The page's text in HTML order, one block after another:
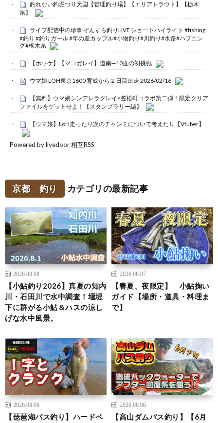
釣れない釣堀つり天国【管理釣り場】【エリアトラウト】【栃木
県】
ライブ配信中の珍事 ぞんすら釣りLIVE ショートハイライト #fishing
#釣り #釣りガール #年の差カップル#小物釣り#川釣り#水路#ハプニン
グ#栃木県
【ホッケ】【マコガレイ】道南➖10度の初挑戦
ウマ娘 LOH東京1600 育成から２日目出走 2026/02/16
【無料】ウマ娘シンデレラグレイ×笠松町コラボ第二弾！限定クリア
ファイルをゲットせよ！【スタンプラリー編】
【ウマ娘】LoH走ったり次のチャンミについて考えたり【Vtuber】
Powered by livedoor 相互RSS
京都 釣り カテゴリの最新記事
2026.08.08
【小鮎釣り2026】真夏の知内
川・石田川で水中調査！堰堤
下に群がる小鮎＆ハスの涼し
げな水中風景。
2026.08.07
【春夏、夜限定】 小鮎掬い
ガイド【場所・道具・料理ま
で】
2026.08.06
【琵琶湖バス釣り】ハードベ
2026.08.06
【高山ダムバス釣り】【6月